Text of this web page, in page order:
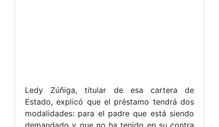
Ledy Zúñiga, titular de esa cartera de
Estado, explicó que el préstamo tendrá dos
modalidades: para el padre que está siendo
demandado y que no ha tenido en su contra